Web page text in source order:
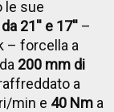
le sue
21'' e 17'' –
– forcella a
200 mm di
a
min e 40 Nm a